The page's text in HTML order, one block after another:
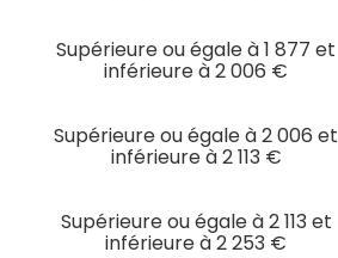
Supérieure ou égale à 1 877 et
inférieure à 2 006 €
Supérieure ou égale à 2 006 et
inférieure à 2 113 €
Supérieure ou égale à 2 113 et
inférieure à 2 253 €